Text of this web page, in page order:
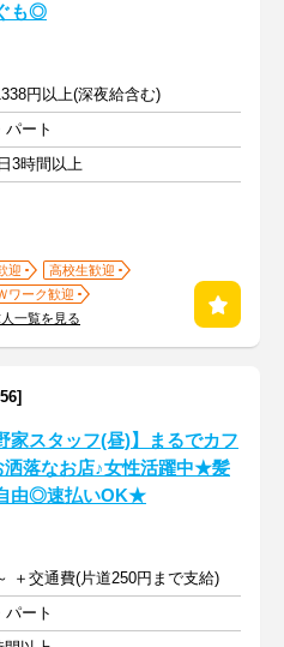
も◎
円以上(深夜給含む)
パート
3時間以上
迎
高校生歓迎
ワーク歓迎
一覧を見る
家スタッフ(昼)】まるでカフ
洒落なお店♪女性活躍中★髪
由◎速払いOK★
＋交通費(片道250円まで支給)
パート